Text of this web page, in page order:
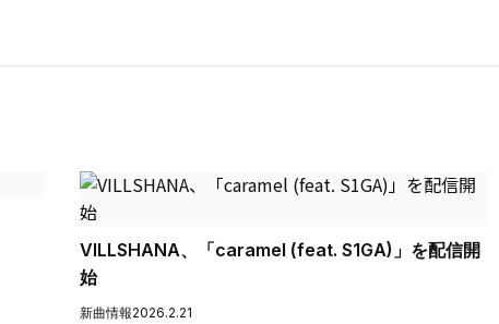
VILLSHANA、「caramel (feat. S1GA)」を配信開
始
新曲情報2026.2.21